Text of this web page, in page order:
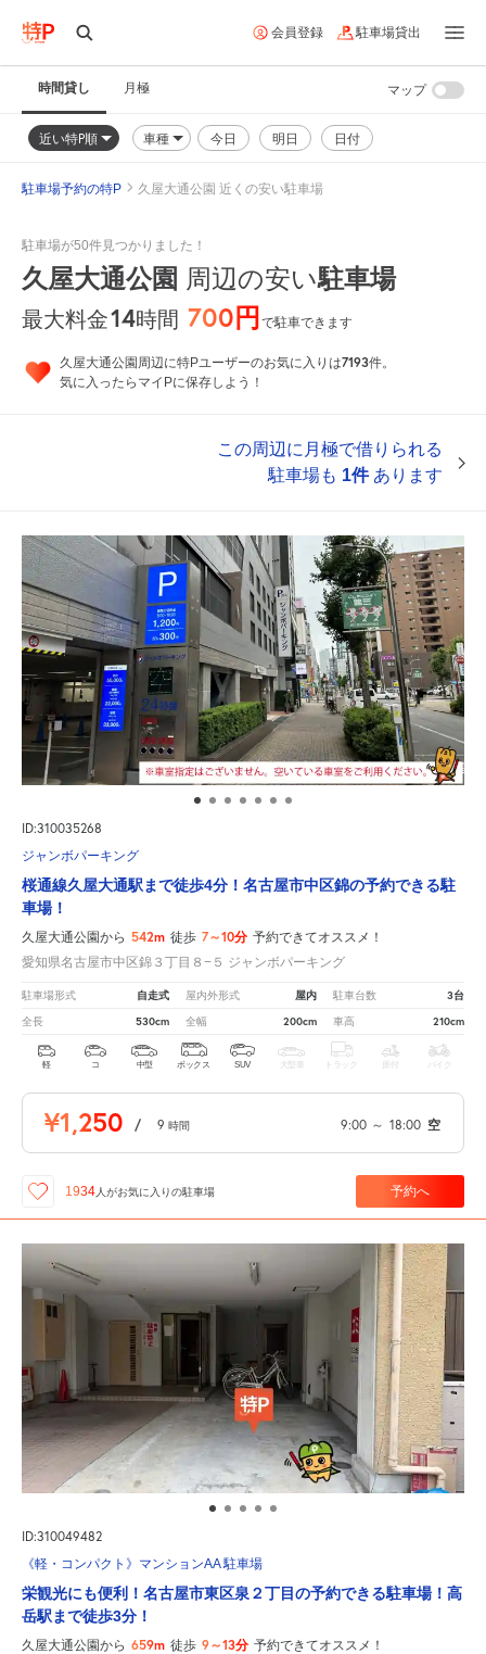
会員登録 駐車場貸出
時間貸し 月極
近い特P順 車種 今日 明日 日付
マップ
駐車場予約の特P 久屋大通公園 近くの安い駐車場
駐車場が50件見つかりました！
久屋大通公園 周辺の安い駐車場
最大料金14時間 700円で駐車できます
久屋大通公園周辺に特Pユーザーのお気に入りは7193件。
気に入ったらマイPに保存しよう！
この周辺に月極で借りられる
駐車場も 1件あります
ID:310035268
ジャンボパーキング
桜通線久屋大通駅まで徒歩4分！名古屋市中区錦の予約できる駐
車場！
久屋大通公園から 542m 徒歩 7～10分 予約できてオススメ！
愛知県名古屋市中区錦３丁目８−５ ジャンボパーキング
駐車場形式 自走式 屋内外形式 屋内 駐車台数 3台
全長 530cm 全幅 200cm 車高 210cm
軽 コ 中型 ボックス SUV 大型車 トラック 原付 バイク
¥1,250 / 9 時間 9:00 ～ 18:00 空
1934 人がお気に入りの駐車場 予約へ
ID:310049482
《軽・コンパクト》マンションAA 駐車場
栄観光にも便利！名古屋市東区泉２丁目の予約できる駐車場！高
岳駅まで徒歩3分！
久屋大通公園から 659m 徒歩 9～13分 予約できてオススメ！